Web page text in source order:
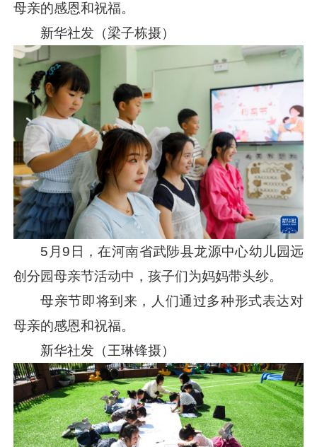
母亲的感恩和祝福。
新华社发（梁子栋摄）
5月9日，在河南省武陟县龙源中心幼儿园远
创分园母亲节活动中，孩子们为妈妈带头纱。
母亲节即将到来，人们通过多种形式表达对
母亲的感恩和祝福。
新华社发（王琳锋摄）